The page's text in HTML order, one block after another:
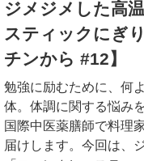
ジメジメした高
スティックにぎ
チンから #12】
勉強に励むために、何
体。体調に関する悩み
国際中医薬膳師で料理
届けします。今回は、